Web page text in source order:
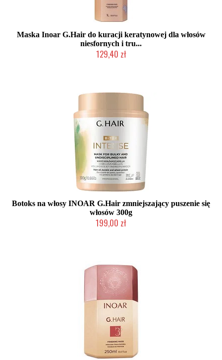
Maska Inoar G.Hair do kuracji keratynowej dla włosów
niesfornych i tru...
129,40 zł
Botoks na włosy INOAR G.Hair zmniejszający puszenie się
włosów 300g
199,00 zł